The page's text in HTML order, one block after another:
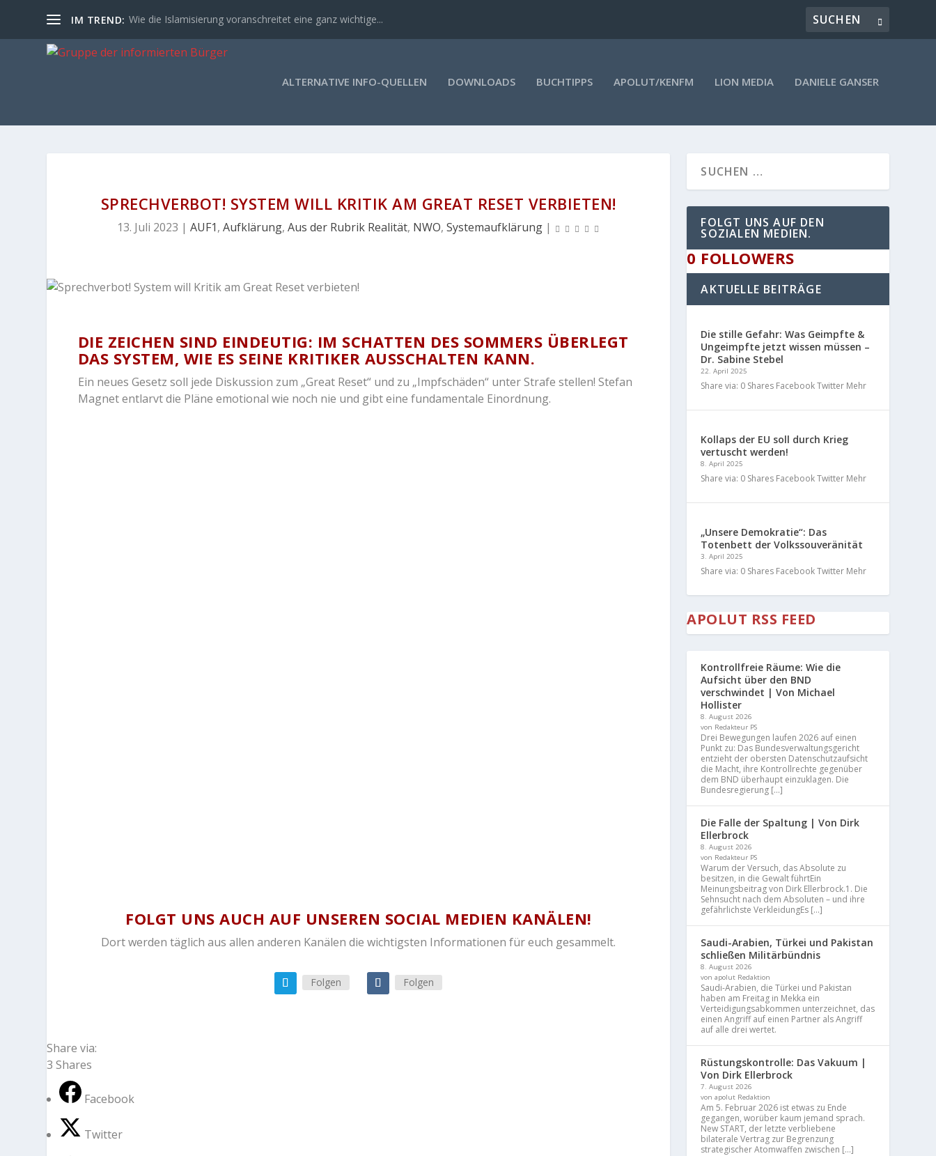
IM TREND: Wie die Islamisierung voranschreitet eine ganz wichtige...
ALTERNATIVE INFO-QUELLEN DOWNLOADS BUCHTIPPS APOLUT/KENFM LION MEDIA DANIELE GANSER
SPRECHVERBOT! SYSTEM WILL KRITIK AM GREAT RESET VERBIETEN!
13. Juli 2023 | AUF1, Aufklärung, Aus der Rubrik Realität, NWO, Systemaufklärung|
DIE ZEICHEN SIND EINDEUTIG: IM SCHATTEN DES SOMMERS ÜBERLEGT
DAS SYSTEM, WIE ES SEINE KRITIKER AUSSCHALTEN KANN.
Ein neues Gesetz soll jede Diskussion zum „Great Reset“ und zu „Impfschäden“ unter Strafe stellen! Stefan
Magnet entlarvt die Pläne emotional wie noch nie und gibt eine fundamentale Einordnung.
FOLGT UNS AUCH AUF UNSEREN SOCIAL MEDIEN KANÄLEN!
Dort werden täglich aus allen anderen Kanälen die wichtigsten Informationen für euch gesammelt.
Folgen Folgen
Share via:
3 Shares
Facebook
Twitter
FOLGT UNS AUF DEN
SOZIALEN MEDIEN.
0 FOLLOWERS
AKTUELLE BEITRÄGE
Die stille Gefahr: Was Geimpfte &
Ungeimpfte jetzt wissen müssen –
Dr. Sabine Stebel
22. April 2025
Share via: 0 Shares Facebook Twitter Mehr
Kollaps der EU soll durch Krieg
vertuscht werden!
8. April 2025
Share via: 0 Shares Facebook Twitter Mehr
„Unsere Demokratie“: Das
Totenbett der Volkssouveränität
3. April 2025
Share via: 0 Shares Facebook Twitter Mehr
APOLUT RSS FEED
Kontrollfreie Räume: Wie die
Aufsicht über den BND
verschwindet | Von Michael
Hollister
8. August 2026
von Redakteur PS
Drei Bewegungen laufen 2026 auf einen
Punkt zu: Das Bundesverwaltungsgericht
entzieht der obersten Datenschutzaufsicht
die Macht, ihre Kontrollrechte gegenüber
dem BND überhaupt einzuklagen. Die
Bundesregierung […]
Die Falle der Spaltung | Von Dirk
Ellerbrock
8. August 2026
von Redakteur PS
Warum der Versuch, das Absolute zu
besitzen, in die Gewalt führtEin
Meinungsbeitrag von Dirk Ellerbrock.1. Die
Sehnsucht nach dem Absoluten – und ihre
gefährlichste VerkleidungEs […]
Saudi-Arabien, Türkei und Pakistan
schließen Militärbündnis
8. August 2026
von apolut Redaktion
Saudi-Arabien, die Türkei und Pakistan
haben am Freitag in Mekka ein
Verteidigungsabkommen unterzeichnet, das
einen Angriff auf einen Partner als Angriff
auf alle drei wertet.
Rüstungskontrolle: Das Vakuum |
Von Dirk Ellerbrock
7. August 2026
von apolut Redaktion
Am 5. Februar 2026 ist etwas zu Ende
gegangen, worüber kaum jemand sprach.
New START, der letzte verbliebene
bilaterale Vertrag zur Begrenzung
strategischer Atomwaffen zwischen […]